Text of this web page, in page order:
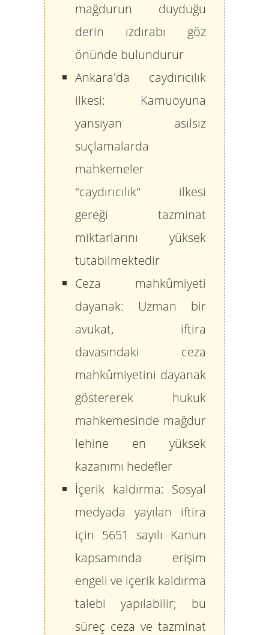
mağdurun duyduğu
derin ızdırabı göz
önünde bulundurur
Ankara'da caydırıcılık
ilkesi: Kamuoyuna
yansıyan asılsız
suçlamalarda
mahkemeler
"caydırıcılık" ilkesi
gereği tazminat
miktarlarını yüksek
tutabilmektedir
Ceza mahkûmiyeti
dayanak: Uzman bir
avukat, iftira
davasındaki ceza
mahkûmiyetini dayanak
göstererek hukuk
mahkemesinde mağdur
lehine en yüksek
kazanımı hedefler
İçerik kaldırma: Sosyal
medyada yayılan iftira
için 5651 sayılı Kanun
kapsamında erişim
engeli ve içerik kaldırma
talebi yapılabilir; bu
süreç ceza ve tazminat